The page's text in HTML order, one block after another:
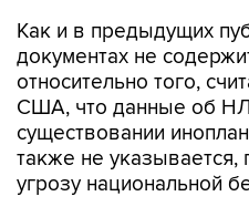
Как и в предыдущих
документах не
относительно того,
США, что данные об
существовании
также не
угрозу национальной